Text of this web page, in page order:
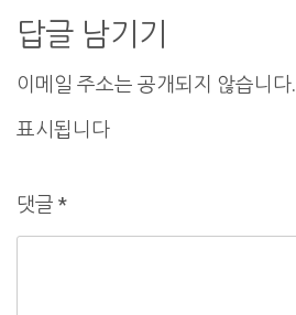
게
이
션
답글 남기기
이메일 주소는 공개되지 않습니다.
표시됩니다
댓글 *